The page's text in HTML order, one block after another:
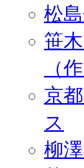
松
笹
（
京
ス
柳